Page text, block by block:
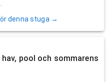
denna stuga →
pool och sommarens